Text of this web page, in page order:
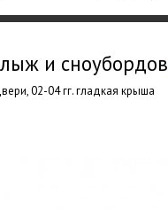
и сноубордов
02-04 гг. гладкая крыша